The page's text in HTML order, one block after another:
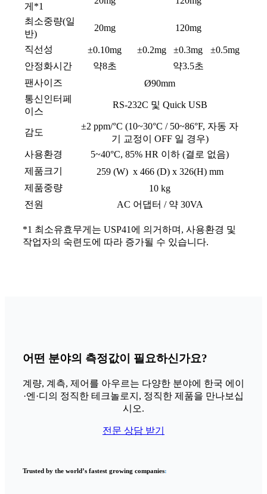
게*1
최소중량(일
반)
20mg 120mg
직선성 ±0.10mg ±0.2mg ±0.3mg
±0.5mg
안정화시간
약8초
약3.5초
팬사이즈
Ø90mm
통신인터페
이스
RS-232C 및 Quick USB
감도
±2 ppm/°C (10~30°C / 50~86°F, 자동 자
기 교정이 OFF 일 경우)
사용환경
5~40°C, 85% HR 이하 (결로 없음)
제품크기
259 (W) x 466 (D) x 326(H) mm
제품중량
10 kg
전원
AC 어댑터 / 약 30VA
*1 최소유효무게는 USP41에 의거하며, 사용환경 및
작업자의 숙련도에 따라 증가될 수 있습니다.
어떤 분야의 측정값이 필요하신가요?
계량, 계측, 제어를 아우르는 다양한 분야에 한국 에이
·엔·디의 정직한 테크놀로지, 정직한 제품을 만나보십
시오.
전문 상담 받기
Trusted by the world’s fastest growing companies: